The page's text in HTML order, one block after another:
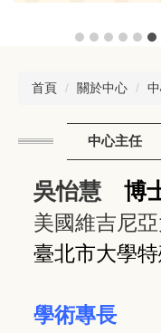
首頁 關於中心
中心主任
吳怡慧 博
美國維吉尼
臺北市大學
學術專長